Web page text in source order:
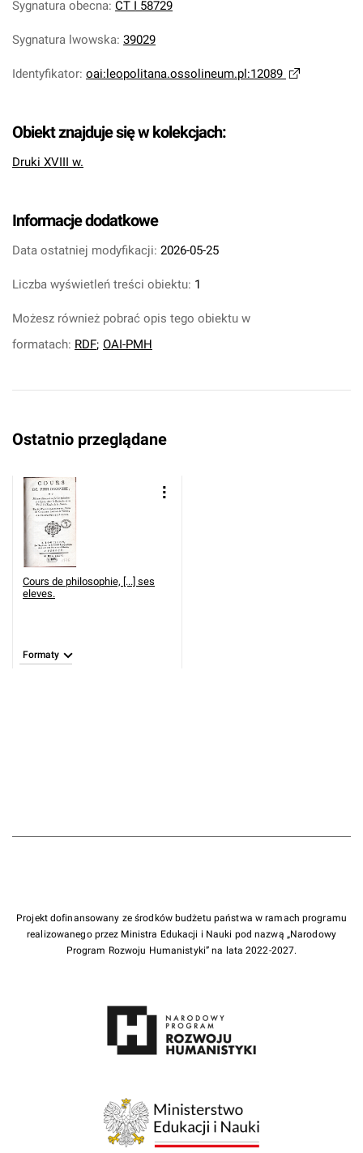
Sygnatura obecna: CT I 58729
Sygnatura lwowska: 39029
Identyfikator: oai:leopolitana.ossolineum.pl:12089
Obiekt znajduje się w kolekcjach:
Druki XVIII w.
Informacje dodatkowe
Data ostatniej modyfikacji: 2026-05-25
Liczba wyświetleń treści obiektu: 1
Możesz również pobrać opis tego obiektu w
formatach: RDF; OAI-PMH
Ostatnio przeglądane
Cours de philosophie, [...] ses
eleves.
Formaty
Projekt dofinansowany ze środków budżetu państwa w ramach programu
realizowanego przez Ministra Edukacji i Nauki pod nazwą „Narodowy
Program Rozwoju Humanistyki” na lata 2022-2027.